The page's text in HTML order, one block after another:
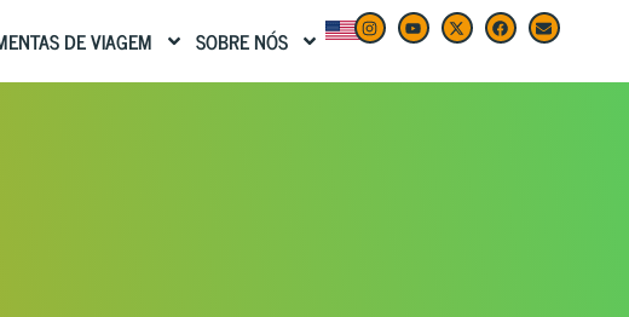
DE VIAGEM SOBRE NÓS